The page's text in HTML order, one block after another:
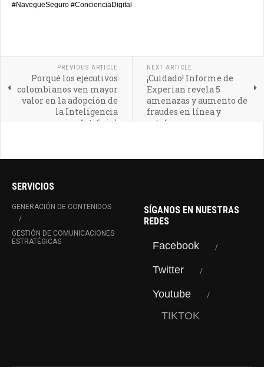
#NavegueSeguro #ConcienciaDigital
PREVIOUS ARTICLE
Porqué los ejecutivos
colombianos ven mayor
valor en la adopción de
la Inteligencia
Artificial
NEXT ARTICLE
¡Cuidado! Informe de
Experian revela 5
amenazas y aumento de
fraudes en línea y
estafas con
SERVICIOS
GENERACIÓN DE CONTENIDOS
GESTIÓN DE COMUNICACIONES
ESTRATÉGICAS
SÍGANOS EN NUESTRAS
REDES
Facebook
Twitter
Youtube
TIKTOK